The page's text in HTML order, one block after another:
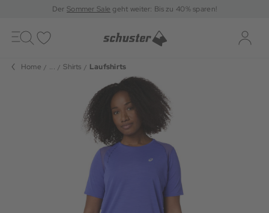
DerSommer Sale geht weiter: Bis zu 40% sparen!
Toggle
navigation
Home ... Shirts Laufshirts